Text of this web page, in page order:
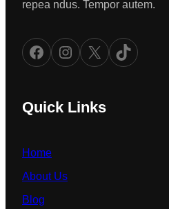
repea ndus. Tempor autem.
Facebook Instagram X TikTok
Quick Links
Home
About Us
Blog